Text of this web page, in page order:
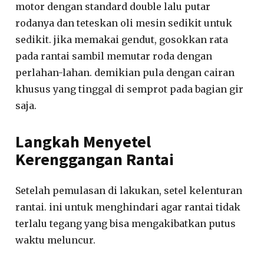
motor dengan standard double lalu putar
rodanya dan teteskan oli mesin sedikit untuk
sedikit. jika memakai gendut, gosokkan rata
pada rantai sambil memutar roda dengan
perlahan-lahan. demikian pula dengan cairan
khusus yang tinggal di semprot pada bagian gir
saja.
Langkah Menyetel
Kerenggangan Rantai
Setelah pemulasan di lakukan, setel kelenturan
rantai. ini untuk menghindari agar rantai tidak
terlalu tegang yang bisa mengakibatkan putus
waktu meluncur.